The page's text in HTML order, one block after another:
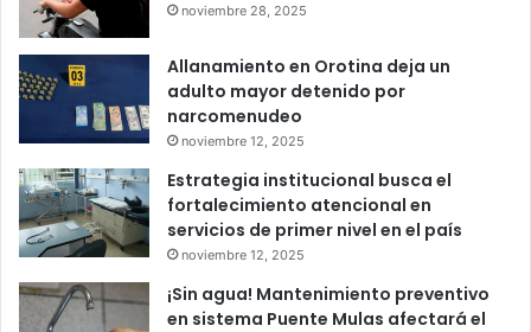
noviembre 28, 2025
Allanamiento en Orotina deja un
adulto mayor detenido por
narcomenudeo
noviembre 12, 2025
Estrategia institucional busca el
fortalecimiento atencional en
servicios de primer nivel en el país
noviembre 12, 2025
¡Sin agua! Mantenimiento preventivo
en sistema Puente Mulas afectará el